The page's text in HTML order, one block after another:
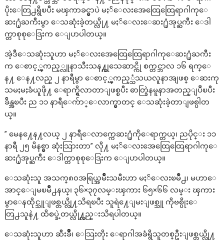
ပိုးေတြ႕ရွိၿပီး မၾကာခင္မွာပဲ မႏၲေလးအေထြေထြေရာဂါကုေ
ဆး႐ုံႀကီးမွာ ေသဆုံးခဲ့တယ္လို႔ မႏၲေလးေဆး႐ုံအုပ္ႀကီး ေဒါ
က္တာစုစုေဒြးက ေျပာပါတယ္။
အဲ့ဒီေသဆုံးသူဟာ မႏၲေလးအေထြေထြေရာဂါကုေဆး႐ုံႀကီး
က ေစာင့္ၾကည့္လူနာသီးသန႔္ကုသေဆာင္ကို စက္တင္ဘာလ ၁၆ ရက္ေ
န႔ ေန႔လည္ ၂ နာရီမွာ ေစာင့္ၾကည့္သံသယလူနာအျဖစ္ ေဆးကု
သမႈမႈခံယူဖို႔ ေရာက္ရွိလာတာျဖစ္ၿပီး ဓာတ္ခြဲနမူနာအတည္ျပဳၿပီး
ခ်ိန္အၿပီး ည ၁၁ နာရီေက်ာ္ေလာက္မွာတင္ ေသဆုံးခဲ့တာျဖစ္ပါတ
ယ္။
” မေန႔ေန႔လယ္ ၂ နာရီေလာက္ကေဆး႐ုံကိုေရာက္တယ္၊ ညပိုင္း ၁၁
နာရီ ၂၅ မိနစ္မွာ ဆုံးသြားတာ” လို႔ မႏၲေလးအေထြေထြေရာဂါကုေ
ဆး႐ုံအုပ္ႀကီး ေဒါက္တာစုစုေဒြးက ေျပာပါတယ္။
ေသဆုံးသူ အသက္၈၀အရြယ္အမ်ိဳးသမီးဟာ မႏၲေလးၿမိဳ႕၊ မဟာေ
အာင္ေျမၿမိဳ႕နယ္၊ ၃၆×၃၇လမ္းၾကား ၆၅×၆၆ လမ္း ၾကား
မွာေနထိုင္သူျဖစ္တယ္လို႔သိရၿပီး သူရဲ႔ေျမးျဖစ္သူ ကိုဗစ္ပိုးေ
တြ႕သူနဲ႔ ထိစပ္ခဲ့တယ္လို႔္လည္းသိရပါတယ္။
ေသဆုံးသူဟာ ဆီးခ်ိဳ၊ ေသြးတိုး ေရာဂါအခံရွိသူတစ္ဦးျဖစ္တယ္လို႔